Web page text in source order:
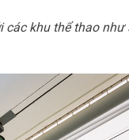
khu thể thao như